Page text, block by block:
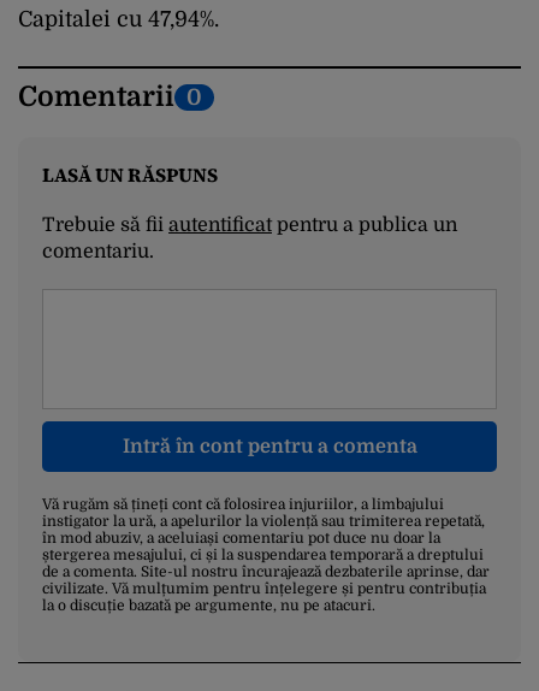
Capitalei cu 47,94%.
Comentarii 0
LASĂ UN RĂSPUNS
Trebuie să fii autentificatpentru a publica un
comentariu.
Intră în cont pentru a comenta
Vă rugăm să țineți cont că folosirea injuriilor, a limbajului
instigator la ură, a apelurilor la violență sau trimiterea repetată,
în mod abuziv, a aceluiași comentariu pot duce nu doar la
ștergerea mesajului, ci și la suspendarea temporară a dreptului
de a comenta. Site-ul nostru încurajează dezbaterile aprinse, dar
civilizate. Vă mulțumim pentru înțelegere și pentru contribuția
la o discuție bazată pe argumente, nu pe atacuri.